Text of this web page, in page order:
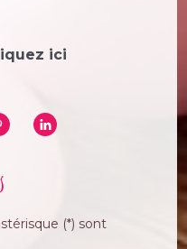
ici
(*) sont